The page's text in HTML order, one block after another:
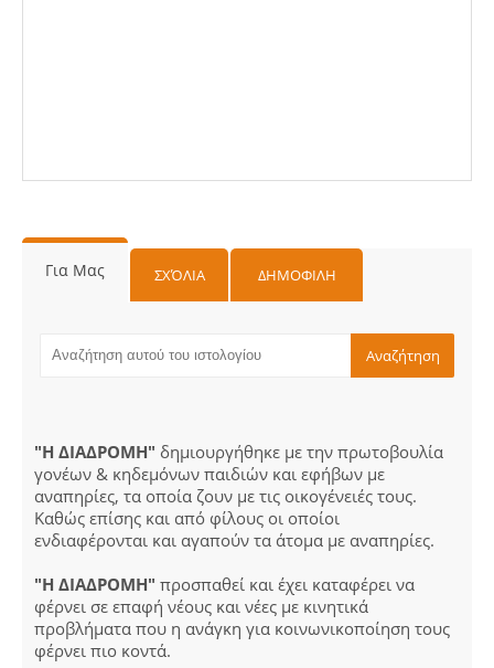
Για Μας ΣΧΌΛΙΑ ΔΗΜΟΦΙΛΗ
"Η ΔΙΑΔΡΟΜΗ" δημιουργήθηκε με την πρωτοβουλία
γονέων & κηδεμόνων παιδιών και εφήβων με
αναπηρίες, τα οποία ζουν με τις οικογένειές τους.
Καθώς επίσης και από φίλους οι οποίοι
ενδιαφέρονται και αγαπούν τα άτομα με αναπηρίες.
"Η ΔΙΑΔΡΟΜΗ" προσπαθεί και έχει καταφέρει να
φέρνει σε επαφή νέους και νέες με κινητικά
προβλήματα που η ανάγκη για κοινωνικοποίηση τους
φέρνει πιο κοντά.